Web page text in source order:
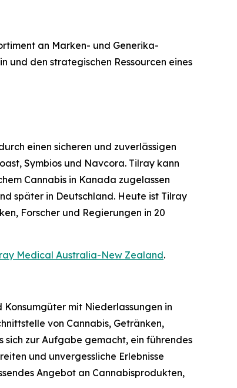
an Marken- und Generika-
und den strategischen Ressourcen eines
einen sicheren und zuverlässigen
Symbios und Navcora. Tilray kann
Cannabis in Kanada zugelassen
später in Deutschland. Heute ist Tilray
Forscher und Regierungen in 20
Medical Australia-New Zealand.
Konsumgüter mit Niederlassungen in
von Cannabis, Getränken,
sich zur Aufgabe gemacht, ein führendes
und unvergessliche Erlebnisse
Angebot an Cannabisprodukten,